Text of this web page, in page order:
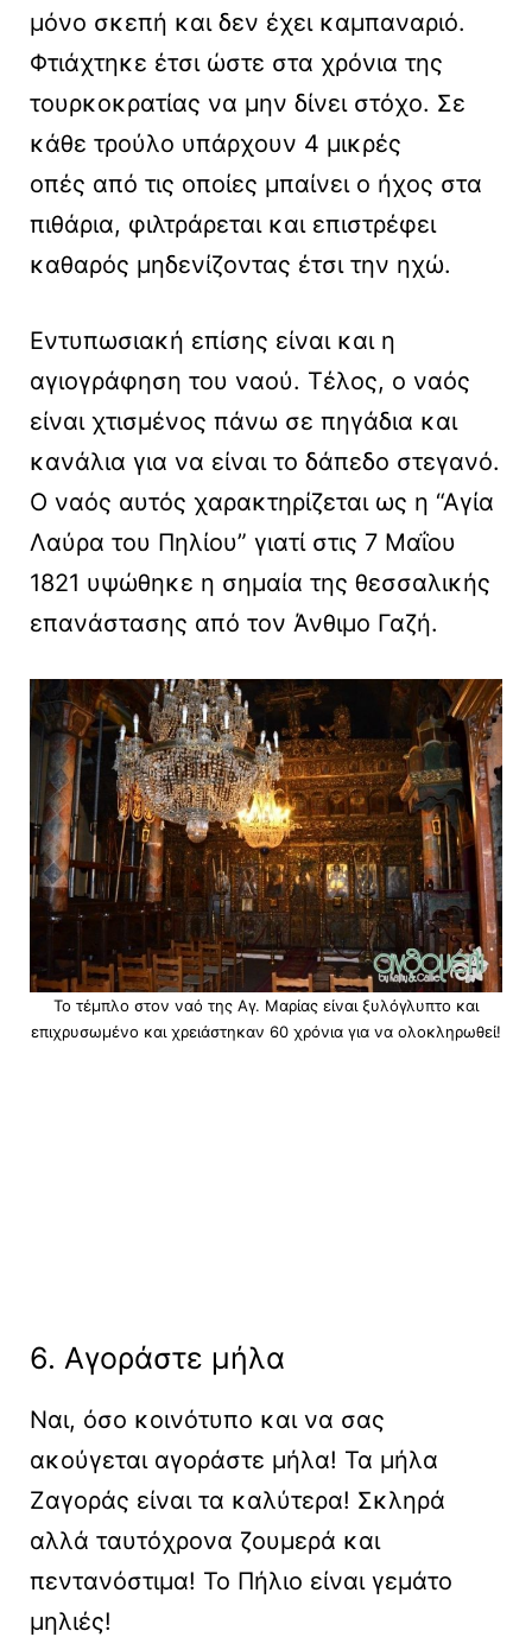
μόνο σκεπή και δεν έχει καμπαναριό.
Φτιάχτηκε έτσι ώστε στα χρόνια της
τουρκοκρατίας να μην δίνει στόχο. Σε
κάθε τρούλο υπάρχουν 4 μικρές
οπές από τις οποίες μπαίνει ο ήχος στα
πιθάρια, φιλτράρεται και επιστρέφει
καθαρός μηδενίζοντας έτσι την ηχώ.
Εντυπωσιακή επίσης είναι και η
αγιογράφηση του ναού. Τέλος, ο ναός
είναι χτισμένος πάνω σε πηγάδια και
κανάλια για να είναι το δάπεδο στεγανό.
Ο ναός αυτός χαρακτηρίζεται ως η “Αγία
Λαύρα του Πηλίου” γιατί στις 7 Μαΐου
1821 υψώθηκε η σημαία της θεσσαλικής
επανάστασης από τον Άνθιμο Γαζή.
Το τέμπλο στον ναό της Αγ. Μαρίας είναι ξυλόγλυπτο και
επιχρυσωμένο και χρειάστηκαν 60 χρόνια για να ολοκληρωθεί!
6. Αγοράστε μήλα
Ναι, όσο κοινότυπο και να σας
ακούγεται αγοράστε μήλα! Τα μήλα
Ζαγοράς είναι τα καλύτερα! Σκληρά
αλλά ταυτόχρονα ζουμερά και
πεντανόστιμα! Το Πήλιο είναι γεμάτο
μηλιές!